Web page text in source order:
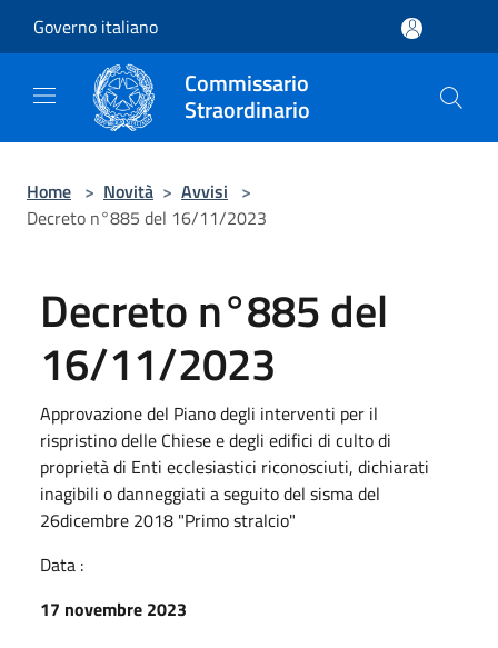
Governo italiano
Commissario
Straordinario
Home > Novità > Avvisi >
Decreto n°885 del 16/11/2023
Decreto n°885 del
16/11/2023
Approvazione del Piano degli interventi per il
rispristino delle Chiese e degli edifici di culto di
proprietà di Enti ecclesiastici riconosciuti, dichiarati
inagibili o danneggiati a seguito del sisma del
26dicembre 2018 "Primo stralcio"
Data :
17 novembre 2023